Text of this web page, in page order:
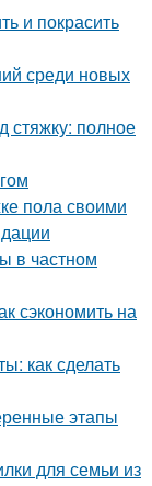
и покрасить
среди новых
стяжку: полное
пола своими
в частном
сэкономить на
как сделать
этапы
для семьи из